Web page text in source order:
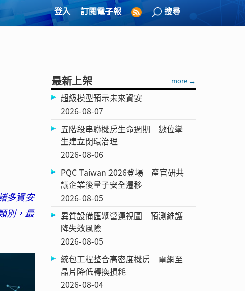
登入 訂閱電子報 搜尋
多資安
別，最
最新上架 more →
超級模型預示未來資安
2026-08-07
五階段串聯機房生命週期 數位孿
生建立閉環治理
2026-08-06
PQC Taiwan 2026登場 產官研共
議企業後量子安全遷移
2026-08-05
異質設備匯聚營運視圖 預測維護
降失效風險
2026-08-05
統包工程整合高密度機房 電網至
晶片降低轉換損耗
2026-08-04